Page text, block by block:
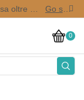
Go shop
0